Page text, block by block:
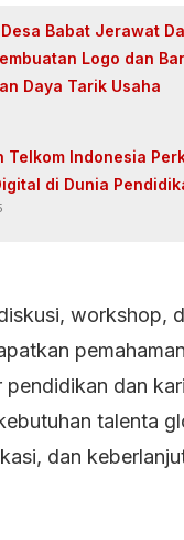
Babat Jerawat
Logo dan
Daya Tarik Usaha
Telkom Indonesia
di Dunia
workshop,
pendidikan dan
talenta
dan